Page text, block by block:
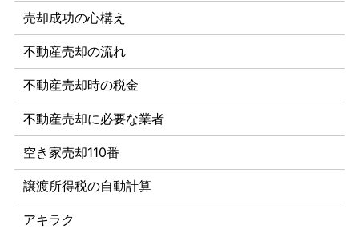
売却成功の心構え
不動産売却の流れ
不動産売却時の税金
不動産売却に必要な業者
空き家売却110番
譲渡所得税の自動計算
アキラク